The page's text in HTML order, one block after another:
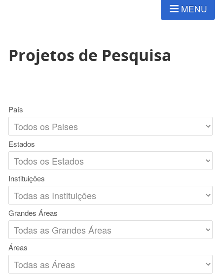
MENU
Projetos de Pesquisa
País
Estados
Instituições
Grandes Áreas
Áreas